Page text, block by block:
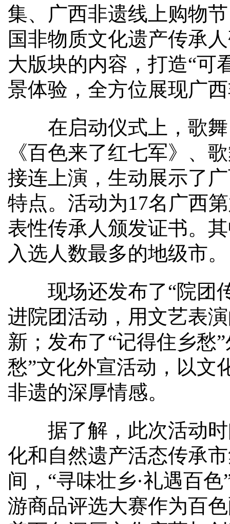
集、广西非遗线上购物
国非物质文化遗产传承
大版块的内容，打造“可
景体验，全方位展现广
在启动仪式上，歌舞
《百色来了红七军》、
接连上演，生动展示了
特点。活动为17名广西
表性传承人颁发证书。
入选人数最多的地级市。
现场还发布了“院团传
进院团活动，用文艺表
新；发布了“记得住乡愁
愁”文化外宣活动，以文
非遗的深厚情感。
据了解，此次活动时
化和自然遗产活态传承
间，“寻味壮乡·礼遇百
游商品评选大赛作为百